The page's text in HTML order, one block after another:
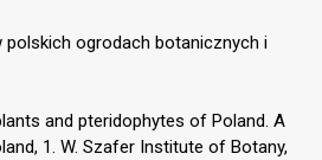
polskich ogrodach botanicznych i
and pteridophytes of Poland. A
1. W. Szafer Institute of Botany,